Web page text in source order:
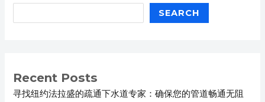
SEARCH
Recent Posts
寻找纽约法拉盛的疏通下水道专家：确保您的管道畅通无阻